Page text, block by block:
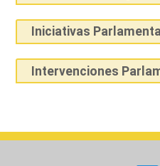
Iniciativas
Intervenciones